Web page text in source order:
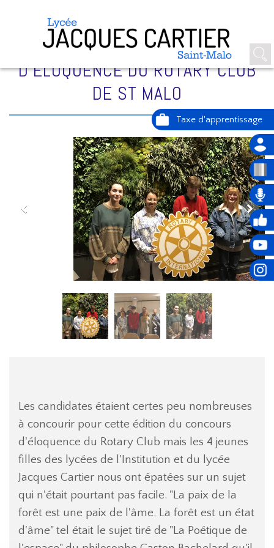
3 ÉLÈVES DU LYCÉE REMPORTENT
AVEC BRIO LE CONCOURS
D'ÉLOQUENCE DU ROTARY CLUB
DE ST MALO
Les candidates étaient certes peu nombreuses
à concourir pour cette édition du concours
d'éloquence du Rotary Club mais les 4 jeunes
filles des lycées de l'Institution et du lycée
Jacques Cartier nous ont épatées sur un sujet
qui n'était pourtant pas facile. "La paix de la
forêt est une paix de l'âme. La forêt est un état
d'âme" tel était le sujet tiré de "La Poétique de